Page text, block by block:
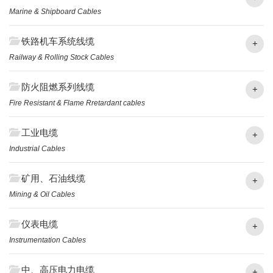
Marine & Shipboard Cables
铁路机车系统线缆 +
Railway & Rolling Stock Cables
防火阻燃系列线缆 +
Fire Resistant & Flame Rretardant cables
工业电缆 +
Industrial Cables
矿用、石油线缆 +
Mining & Oil Cables
仪表电缆 +
Instrumentation Cables
中、高压电力电缆